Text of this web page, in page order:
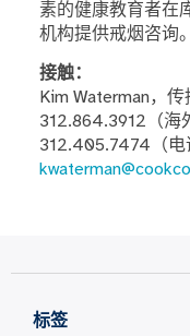
素的健康教育者在
机构提供戒烟咨询。
接触：
Kim Waterman，
312.864.3912（海
312.405.7474（电
标签